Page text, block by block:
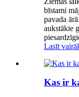
bīstami
pavada
aukstākie
Lasīt
Kas ir